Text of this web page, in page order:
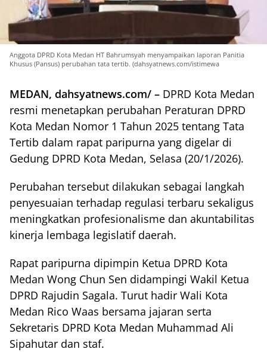
Anggota DPRD Kota Medan HT Bahrumsyah menyampaikan laporan Panitia
Khusus (Pansus) perubahan tata tertib. (dahsyatnews.com/istimewa
MEDAN, dahsyatnews.com/ – DPRD Kota Medan
resmi menetapkan perubahan Peraturan DPRD
Kota Medan Nomor 1 Tahun 2025 tentang Tata
Tertib dalam rapat paripurna yang digelar di
Gedung DPRD Kota Medan, Selasa (20/1/2026).
Perubahan tersebut dilakukan sebagai langkah
penyesuaian terhadap regulasi terbaru sekaligus
meningkatkan profesionalisme dan akuntabilitas
kinerja lembaga legislatif daerah.
Rapat paripurna dipimpin Ketua DPRD Kota
Medan Wong Chun Sen didampingi Wakil Ketua
DPRD Rajudin Sagala. Turut hadir Wali Kota
Medan Rico Waas bersama jajaran serta
Sekretaris DPRD Kota Medan Muhammad Ali
Sipahutar dan staf.